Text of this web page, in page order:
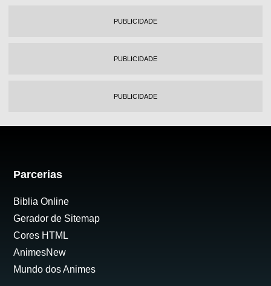
PUBLICIDADE
PUBLICIDADE
PUBLICIDADE
Parcerias
Biblia Online
Gerador de Sitemap
Cores HTML
AnimesNew
Mundo dos Animes